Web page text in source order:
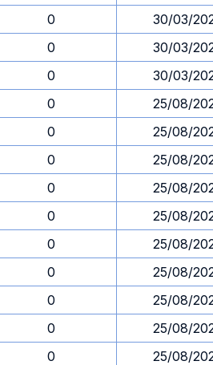
0
30/03/
0
30/03/
0
30/03/
0
25/08/
0
25/08/
0
25/08/
0
25/08/
0
25/08/
0
25/08/
0
25/08/
0
25/08/
0
25/08/
0
25/08/